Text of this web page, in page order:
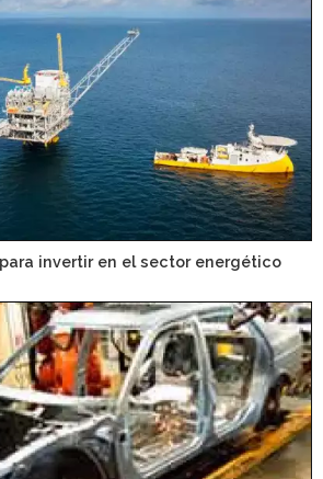
invertir en el sector energético